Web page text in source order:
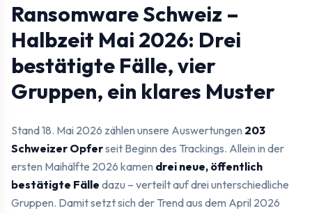
Ransomware Schweiz –
Halbzeit Mai 2026: Drei
bestätigte Fälle, vier
Gruppen, ein klares Muster
Stand 18. Mai 2026 zählen unsere Auswertungen 203
Schweizer Opferseit Beginn des Trackings. Allein in der
ersten Maihälfte 2026 kamen drei neue, öffentlich
bestätigte Fälle dazu – verteilt auf drei unterschiedliche
Gruppen. Damit setzt sich der Trend aus dem April 2026